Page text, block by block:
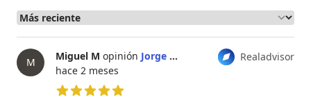
M Realadvisor
Miguel M opinión Jorge Fernández Hengge
hace 2 meses